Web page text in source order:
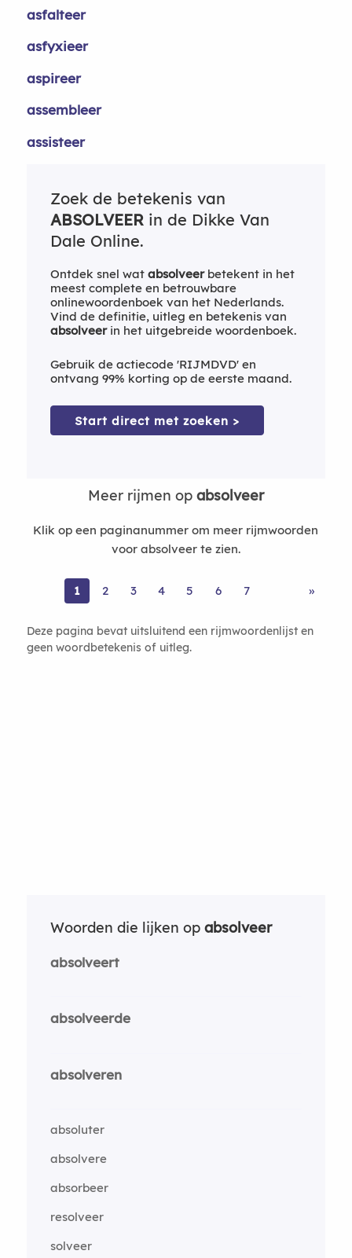
asfalteer
asfyxieer
aspireer
assembleer
assisteer
Zoek de betekenis van
ABSOLVEERin de Dikke Van
Dale Online.
Ontdek snel wat absolveerbetekent in het
meest complete en betrouwbare
onlinewoordenboek van het Nederlands.
Vind de definitie, uitleg en betekenis van
absolveerin het uitgebreide woordenboek.
Gebruik de actiecode 'RIJMDVD' en
ontvang 99% korting op de eerste maand.
Start direct met zoeken >
Meer rijmen op absolveer
Klik op een paginanummer om meer rijmwoorden
voor absolveer te zien.
1 2 3 4 5 6 7 »
Deze pagina bevat uitsluitend een rijmwoordenlijst en
geen woordbetekenis of uitleg.
Woorden die lijken op absolveer
absolveert
absolveerde
absolveren
absoluter
absolvere
absorbeer
resolveer
solveer